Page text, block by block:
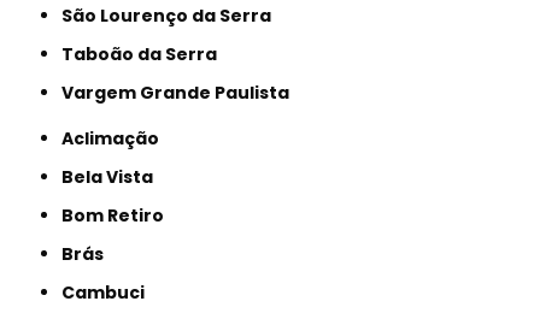
São Lourenço da Serra
Taboão da Serra
Vargem Grande Paulista
Aclimação
Bela Vista
Bom Retiro
Brás
Cambuci